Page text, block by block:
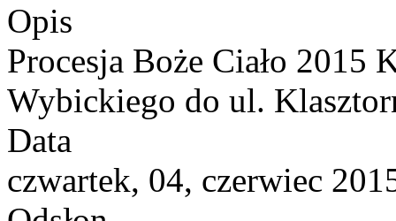
Opis
Procesja Boże Ciało 2015
Wybickiego do ul.
Data
czwartek, 04, czerwiec